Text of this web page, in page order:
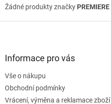
Žádné produkty značky PREMIERE
Informace pro vás
Vše o nákupu
Obchodní podmínky
Vrácení, výměna a reklamace zboží